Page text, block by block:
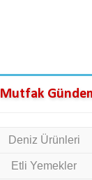
Mutfak
Deniz Ürünleri
Etli Yemekler